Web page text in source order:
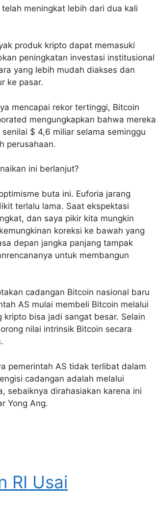
meningkat lebih dari dua kali
produk kripto dapat memasuki
peningkatan investasi institusional
yang lebih mudah diakses dan
ke pasar.
mencapai rekor tertinggi, Bitcoin
mengungkapkan bahwa mereka
$ 4,6 miliar selama seminggu
perusahaan.
ini berlanjut?
buta ini. Euforia jarang
terlalu lama. Saat ekspektasi
dan saya pikir kita mungkin
koreksi ke bawah yang
depan jangka panjang tampak
untuk membangun
cadangan Bitcoin nasional baru
AS mulai membeli Bitcoin melalui
bisa jadi sangat besar. Selain
nilai intrinsik Bitcoin secara
pemerintah AS tidak terlibat dalam
cadangan adalah melalui
sebaiknya dirahasiakan karena ini
Yong Ang.
RI Usai